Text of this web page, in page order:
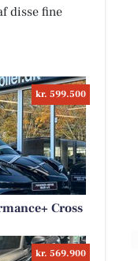
disse fine
kr. 599.500
Cross
kr. 569.900
2-VÆRELSES MED
BELIGGENHED I
🤗 📍 Sankt Peders
th., 9400
Glæd dig t...